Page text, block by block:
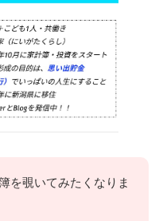
を覗いてみたくなりま